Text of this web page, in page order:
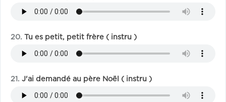
Tu es petit, petit frère ( instru )
J'ai demandé au père Noël ( instru )